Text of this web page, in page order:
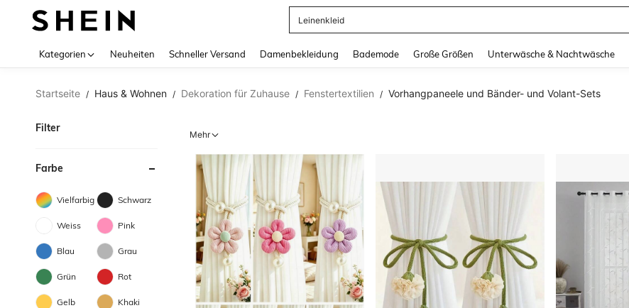
Sommertops
Kategorien Neuheiten Schneller Versand Damenbekleidung Bademode Große Größen Unterwäsche & Nachtwäsche
Startseite / Haus & Wohnen / Dekoration für Zuhause / Fenstertextilien / Vorhangpaneele und Bänder- und Volant-Sets
Filter
Farbe
Vielfarbig Schwarz
Weiss Pink
Blau Grau
Grün Rot
Gelb Khaki
Mehr